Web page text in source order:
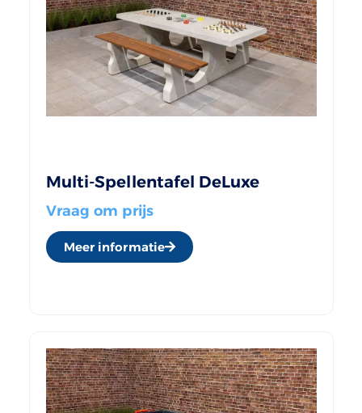
Multi-Spellentafel DeLuxe
Vraag om prijs
Meer informatie